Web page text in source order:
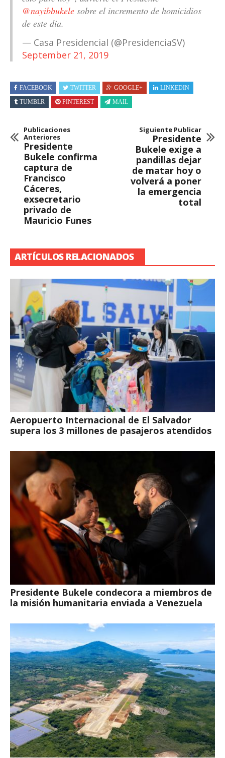
@nayibbukele sobre el incremento de homicidios
de este día.
— Casa Presidencial (@PresidenciaSV)
September 21, 2019
FACEBOOK TWITTER GOOGLE+
LINKEDIN
TUMBLR
PINTEREST MAIL
Publicaciones
Anteriores
Presidente
Bukele confirma
captura de
Francisco
Cáceres,
exsecretario
privado de
Mauricio Funes
Siguiente Publicar
Presidente
Bukele exige a
pandillas dejar
de matar hoy o
volverá a poner
la emergencia
total
ARTÍCULOS RELACIONADOS
Aeropuerto Internacional de El Salvador
supera los 3 millones de pasajeros atendidos
Presidente Bukele condecora a miembros de
la misión humanitaria enviada a Venezuela